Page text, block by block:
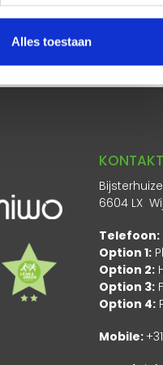
Alles toestaan
6604 LX
Telefoon:
Option 1:
Option 2:
Option 3:
Option 4:
Mobile: